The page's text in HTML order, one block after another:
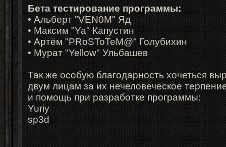
Бета тестирование программы:
• Альберт "VEN0M" Яд
• Максим "Ya" Капустин
• Артём "PRoSToTeM@" Голубихин
• Мурат "Yellow" Ульбашев
Так же особую благодарность хочеться
двум лицам за их нечеловеческое
и помощь при разработке программы:
Yuriy
sp3d